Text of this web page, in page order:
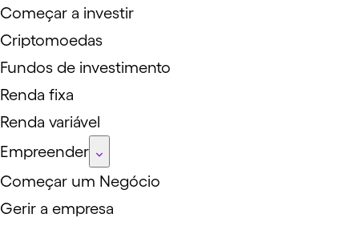
Começar a investir
Criptomoedas
Fundos de investimento
Renda fixa
Renda variável
Empreender
Começar um Negócio
Gerir a empresa